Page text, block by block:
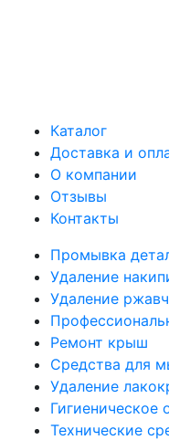
Каталог
Доставка и
О компании
Отзывы
Контакты
Промывка
Удаление
Удаление
Ремонт крыш
Средства для
Удаление
Гигиеническое
Технические